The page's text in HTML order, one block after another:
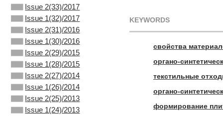
Issue 2(33)/2017
Issue 1(32)/2017
Issue 2(31)/2016
Issue 1(30)/2016
Issue 2(29)/2015
Issue 1(28)/2015
Issue 2(27)/2014
Issue 1(26)/2014
Issue 2(25)/2013
Issue 1(24)/2013
KEYWORDS
свойства
органо-
текстильные
органо-
формирование